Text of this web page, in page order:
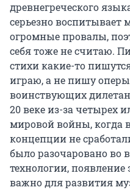
древнегреческого
серьезно воспитывает
огромные провалы,
себя тоже не считаю.
стихи какие-то
играю, а не пишу
воинствующих
20 веке из-за четырех
мировой войны, когда
концепции не
было разочаровано во
технологии,
важно для развития